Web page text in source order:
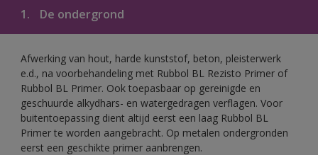
1. De ondergrond
Afwerking van hout, harde kunststof, beton, pleisterwerk
e.d., na voorbehandeling met Rubbol BL Rezisto Primer of
Rubbol BL Primer. Ook toepasbaar op gereinigde en
geschuurde alkydhars- en watergedragen verflagen. Voor
buitentoepassing dient altijd eerst een laag Rubbol BL
Primer te worden aangebracht. Op metalen ondergronden
eerst een geschikte primer aanbrengen.